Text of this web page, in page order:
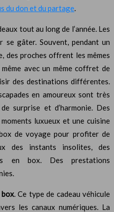
du don et du partage.
tout au long de l’année. Les
se gâter. Souvent, pendant un
des proches offrent les mêmes
avec un même coffret de
des destinations différentes.
en amoureux sont très
surprise et d’harmonie. Des
luxueux et une cuisine
de voyage pour profiter de
des instants insolites, des
en box. Des prestations
box. Ce type de cadeau véhicule
les canaux numériques. La